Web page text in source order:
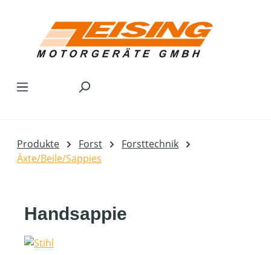
Produkte Forst
Forsttechnik
Äxte/Beile/Sappies
Handsappie